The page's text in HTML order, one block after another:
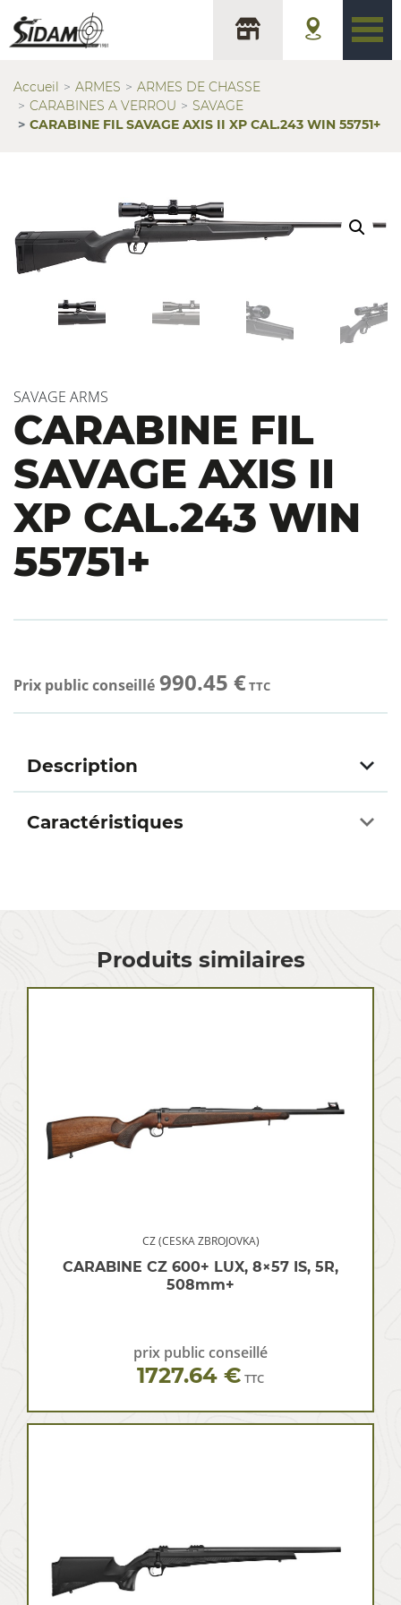
Accueil ARMES
ARMES DE CHASSE
CARABINES A VERROU
SAVAGE
CARABINE FIL SAVAGE AXIS II XP CAL.243 WIN 55751+
SAVAGE ARMS
CARABINE FIL
SAVAGE AXIS II
XP CAL.243 WIN
55751+
Prix public conseillé 990.45 €TTC
Description
Caractéristiques
Produits similaires
CZ (CESKA ZBROJOVKA)
CARABINE CZ 600+ LUX, 8×57 IS, 5R,
508mm+
prix public conseillé
1727.64 € TTC